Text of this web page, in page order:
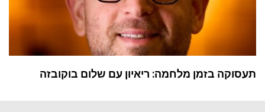
תעסוקה בזמן מלחמה: ריאיון עם שלום בוקובזה